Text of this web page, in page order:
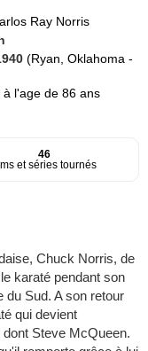
Ray Norris
(Ryan, Oklahoma -
à l'age de 86 ans
46
et séries tournés
Chuck Norris, de
karaté pendant son
du Sud. A son retour
qui devient
Steve McQueen.